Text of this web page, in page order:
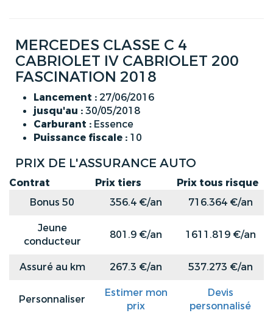
MERCEDES CLASSE C 4
CABRIOLET IV CABRIOLET 200
FASCINATION 2018
Lancement : 27/06/2016
jusqu'au :30/05/2018
Carburant : Essence
Puissance fiscale : 10
PRIX DE L'ASSURANCE AUTO
Contrat Prix tiers
Prix tous risque
Bonus 50
356.4 €/an
716.364 €/an
Jeune
conducteur
801.9 €/an 1611.819 €/an
Assuré au km 267.3 €/an 537.273 €/an
Personnaliser
Estimer mon
prix
Devis
personnalisé